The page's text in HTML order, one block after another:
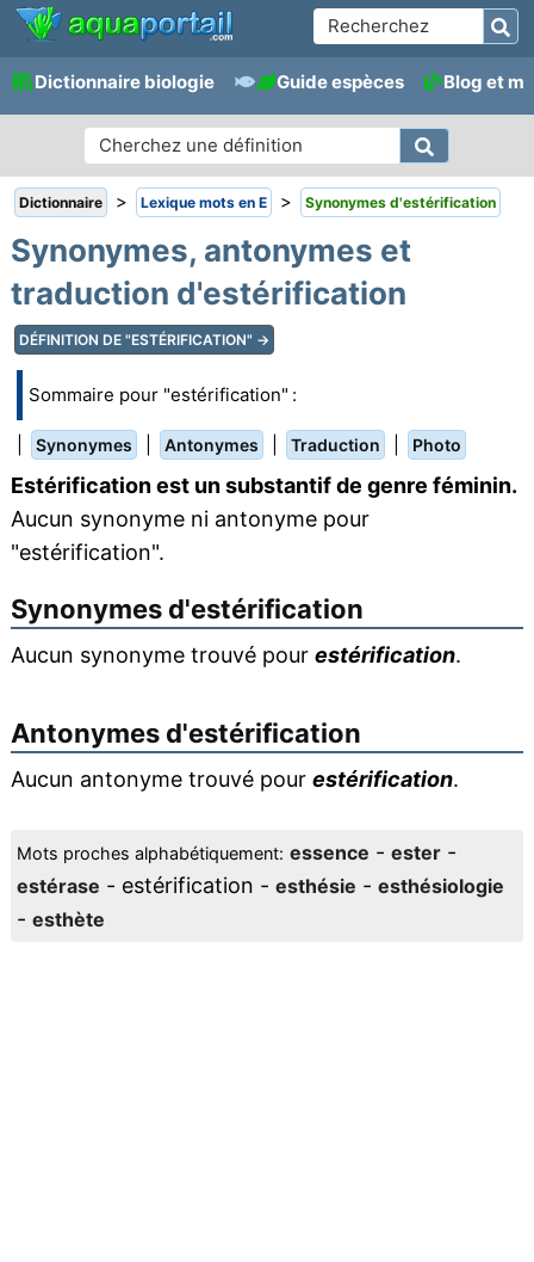
Dictionnaire biologie Guide espèces Blog et
Dictionnaire > Lexique mots en E > Synonymes d'estérification
Synonymes, antonymes et
traduction d'estérification
DÉFINITION DE "ESTÉRIFICATION" →
Sommaire pour "estérification" :
Synonymes Antonymes Traduction Photo
Estérification est un substantif de genre féminin.
Aucun synonyme ni antonyme pour
"estérification".
Synonymes d'estérification
Aucun synonyme trouvé pour estérification.
Antonymes d'estérification
Aucun antonyme trouvé pour estérification.
Mots proches alphabétiquement: essence - ester-
estérase - estérification - esthésie - esthésiologie
- esthète